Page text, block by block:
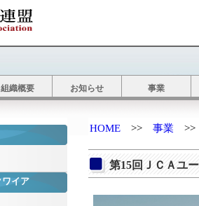
組織概要 お知らせ 事業
HOME >> 事業
第15回ＪＣＡユ